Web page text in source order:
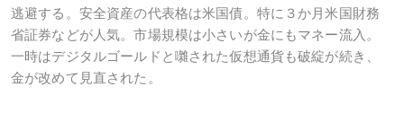
逃避する。安全資産の代表格は米国債。特に３か月米国財務
省証券などが人気。市場規模は小さいが金にもマネー流入。
一時はデジタルゴールドと囃された仮想通貨も破綻が続き、
金が改めて見直された。